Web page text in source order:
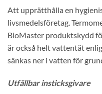
Att upprätthålla en
livsmedelsföretag.
BioMaster produktskydd
är också helt vattentät
sänkas ner i vatten för
Utfällbar insticksgivare